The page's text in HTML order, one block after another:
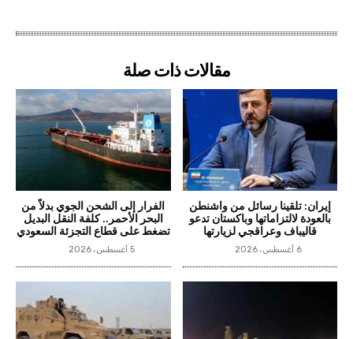
مقالات ذات صلة
إيران: تلقينا رسائل من واشنطن
بالعودة لالتزاماتها وباكستان تدعو
قاليباف وعراقجي لزيارتها
6 أغسطس، 2026
الفرار إلى الشحن الجوي بدلاً من
البحر الأحمر.. كلفة النقل البديل
تضغط على قطاع التجزئة السعودي
5 أغسطس، 2026